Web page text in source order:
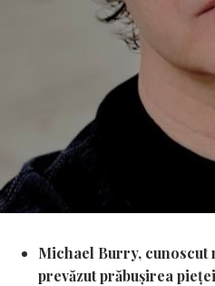
Michael Burry, cunoscut
prevăzut prăbușirea